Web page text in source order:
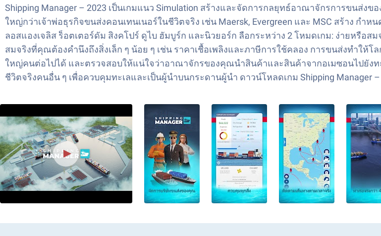
Shipping Manager – 2023 เป็นเกมแนว Simulation สร้างและจัดการกลยุทธ์อาณาจักรการขนส่ง
ใหญ่กว่าเจ้าพ่อธุรกิจขนส่งคอนเทนเนอร์ในชีวิตจริง เช่น Maersk, Evergreen และ MSC สร้าง กำห
ลอสแองเจลิส ร็อตเตอร์ดัม สิงคโปร์ ดูไบ ฮัมบูร์ก และนิวยอร์ก ลือกระหว่าง 2 โหมดเกม: ง่ายหรือส
สมจริงที่คุณต้องคำนึงถึงสิ่งเล็ก ๆ น้อย ๆ เช่น ราคาเชื้อเพลิงและภาษีการใช้คลอง การขนส่งทำให้
ใหญ่คนต่อไปได้ และตรวจสอบให้แน่ใจว่าอาณาจักรของคุณนำสินค้าและสินค้าจากอเมซอนไปยังท
ชีวิตจริงคนอื่น ๆ เพื่อควบคุมทะเลและเป็นผู้นำบนกระดานผู้นำ ดาวน์โหลดเกม Shipping Manager –